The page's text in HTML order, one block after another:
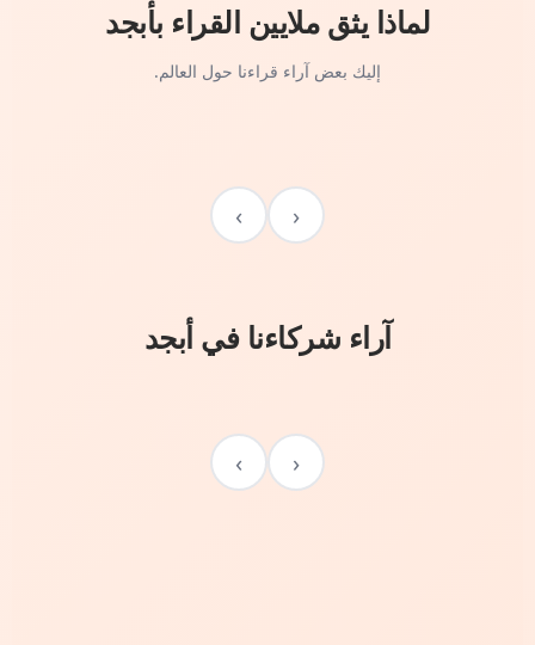
لماذا يثق ملايين القراء بأبجد
إليك بعض آراء قراءنا حول العالم.
‹
›
آراء شركاءنا في أبجد
‹
›